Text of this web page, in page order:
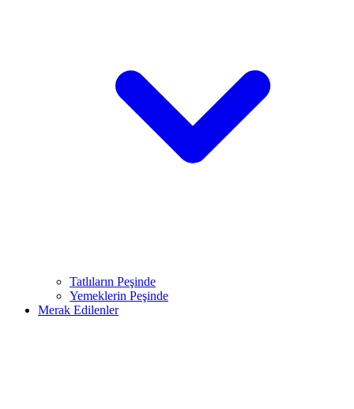
Tatlıların Peşinde
Yemeklerin Peşinde
Merak Edilenler